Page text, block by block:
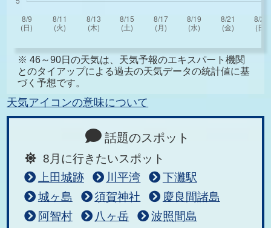
※ 46～90日の天気は、天気予報のエキスパート機関
とのタイアップによる過去の天気データの統計値に基
づく予想です。
天気アイコンの意味について
話題のスポット
8月に行きたいスポット
上田城跡
川平湾
下灘駅
城ヶ島
須賀神社
慶良間諸島
阿智村
八ヶ岳
波照間島